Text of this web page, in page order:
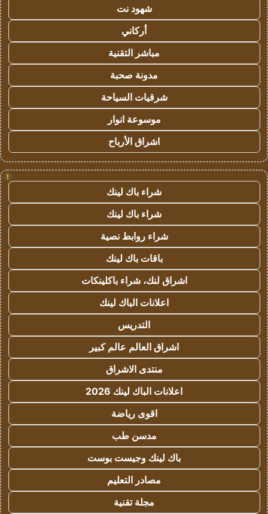
شهود نت
أركاني
مباشر التقنية
مدونة صحبة
شرقيات السياحة
موسوعة انوار
اشراق الأرباح
!
شراء باك لينك
شراء باك لينك
شراء روابط نصية
باقات باك لينك
اشراق لنك، شراء باكلينكات
اعلانات الباك لينك
التدريس
اشراق العالم عالم كبير
منتدى الاشراق
اعلانات الباك لينك 2026
اقوى رياضة
مدسن طب
باك لينك وجيست بوست
مصادر التعليم
مجلة تقنية